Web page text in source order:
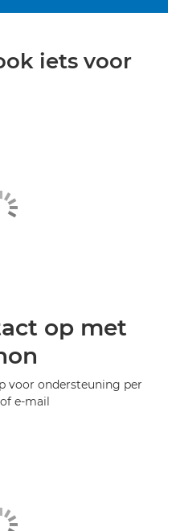
iets voor
op met
voor ondersteuning per
e-mail